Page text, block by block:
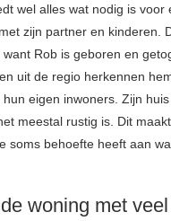
wel alles wat nodig is voor
zijn partner en kinderen.
Rob is geboren en
uit de regio herkennen
eigen inwoners. Zijn
meestal rustig is. Dit
soms behoefte heeft aan
woning met